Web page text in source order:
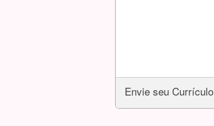
Envie seu Currículo